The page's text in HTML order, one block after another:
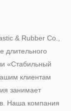
& Rubber Co.,
длительного
«Стабильный
клиентам
занимает
Наша компания